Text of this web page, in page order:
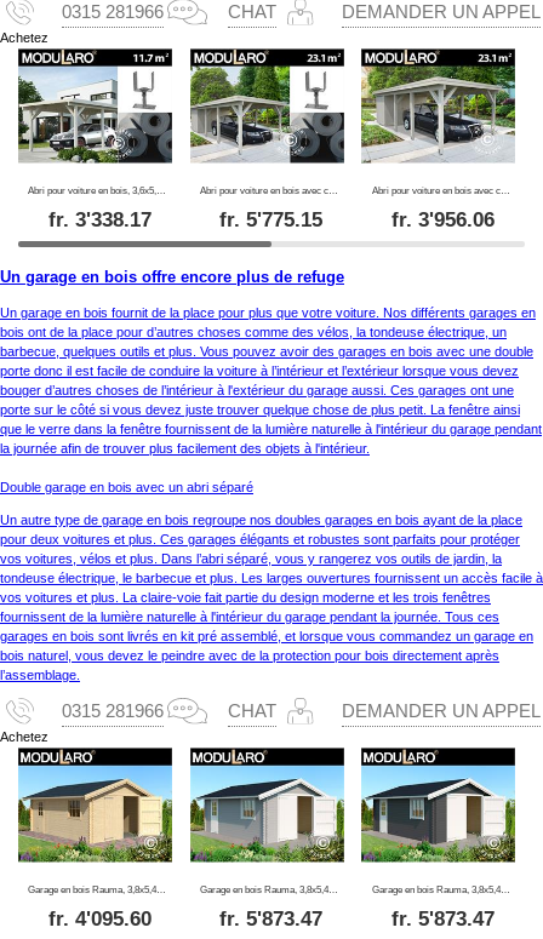
0315 281966 CHAT DEMANDER UN APPEL
Achetez
Abri pour voiture en bois, 3,6x5,12x2,32m, 11,7m², Naturel, KIT COMPLET
fr. 3'338.17
Abri pour voiture en bois avec cabane à outils, 3,6x7,62x2,32m, 23,1m², Naturel, KIT COMPLET
fr.5'775.15
Abri pour voiture en bois avec cabane à outils, 3,6x7,62x2,32m, 23,1m², Naturel
fr.3'956.06
Un garage en bois offre encore plus de refuge
Un garage en bois fournit de la place pour plus que votre voiture. Nos différents garages en
bois ont de la place pour d’autres choses comme des vélos, la tondeuse électrique, un
barbecue, quelques outils et plus. Vous pouvez avoir des garages en bois avec une double
porte donc il est facile de conduire la voiture à l’intérieur et l’extérieur lorsque vous devez
bouger d’autres choses de l’intérieur à l'extérieur du garage aussi. Ces garages ont une
porte sur le côté si vous devez juste trouver quelque chose de plus petit. La fenêtre ainsi
que le verre dans la fenêtre fournissent de la lumière naturelle à l'intérieur du garage pendant
la journée afin de trouver plus facilement des objets à l'intérieur.
Double garage en bois avec un abri séparé
Un autre type de garage en bois regroupe nos doubles garages en bois ayant de la place
pour deux voitures et plus. Ces garages élégants et robustes sont parfaits pour protéger
vos voitures, vélos et plus. Dans l’abri séparé, vous y rangerez vos outils de jardin, la
tondeuse électrique, le barbecue et plus. Les larges ouvertures fournissent un accès facile à
vos voitures et plus. La claire-voie fait partie du design moderne et les trois fenêtres
fournissent de la lumière naturelle à l'intérieur du garage pendant la journée. Tous ces
garages en bois sont livrés en kit pré assemblé, et lorsque vous commandez un garage en
bois naturel, vous devez le peindre avec de la protection pour bois directement après
l’assemblage.
0315 281966 CHAT DEMANDER UN APPEL
Achetez
Garage en bois Rauma, 3,8x5,4x2,74m, 40mm, Naturel
fr. 4'095.60
Garage en bois Rauma, 3,8x5,4x2,74m, 40mm, Gris clair
fr.5'873.47
Garage en bois Rauma, 3,8x5,4x2,74m, 40mm, Gris foncé
fr.5'873.47